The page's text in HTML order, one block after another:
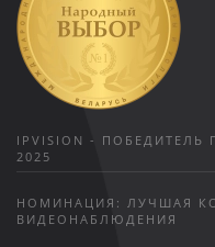
IPVISION -
2025
НОМИНАЦИЯ: ЛУЧШАЯ
ВИДЕОНАБЛЮДЕНИЯ